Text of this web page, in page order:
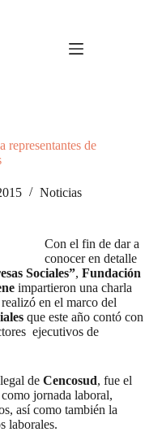
representantes de
Noticias
Con el fin de dar a
conocer en detalle
Sociales”, Fundación
impartieron una charla
en el marco del
que este año contó con
ejecutivos de
de Cencosud, fue el
jornada laboral,
así como también la
laborales.